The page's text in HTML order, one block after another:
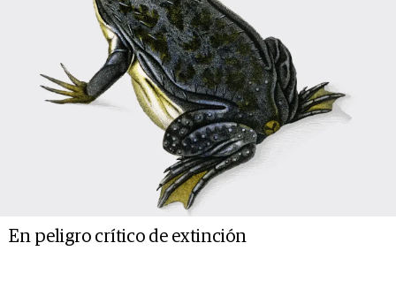
En peligro crítico de extinción